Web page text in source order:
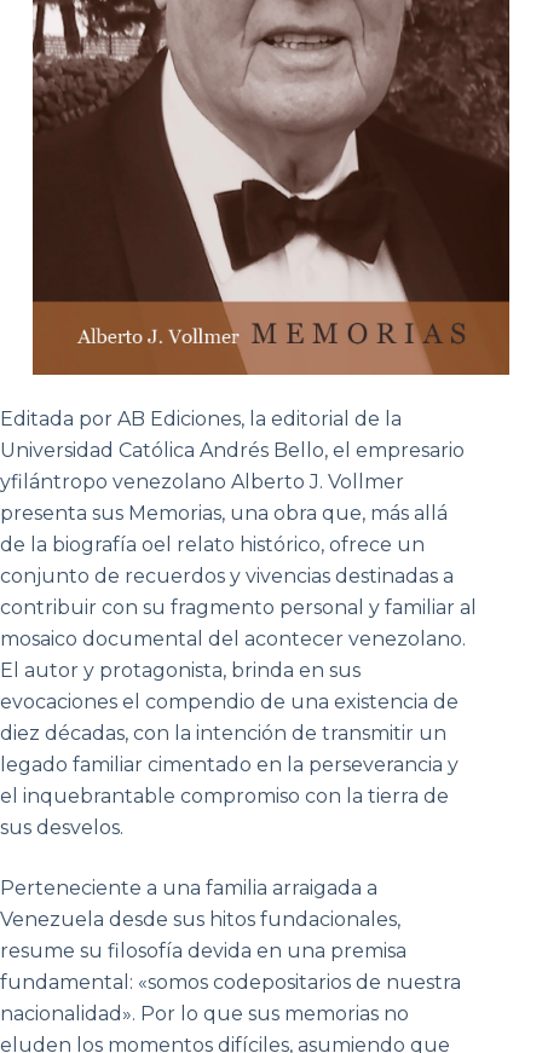
Editada por AB Ediciones, la editorial de la
Universidad Católica Andrés Bello, el empresario
yfilántropo venezolano Alberto J. Vollmer
presenta sus Memorias, una obra que, más allá
de la biografía oel relato histórico, ofrece un
conjunto de recuerdos y vivencias destinadas a
contribuir con su fragmento personal y familiar al
mosaico documental del acontecer venezolano.
El autor y protagonista, brinda en sus
evocaciones el compendio de una existencia de
diez décadas, con la intención de transmitir un
legado familiar cimentado en la perseverancia y
el inquebrantable compromiso con la tierra de
sus desvelos.
Perteneciente a una familia arraigada a
Venezuela desde sus hitos fundacionales,
resume su filosofía devida en una premisa
fundamental: «somos codepositarios de nuestra
nacionalidad». Por lo que sus memorias no
eluden los momentos difíciles, asumiendo que